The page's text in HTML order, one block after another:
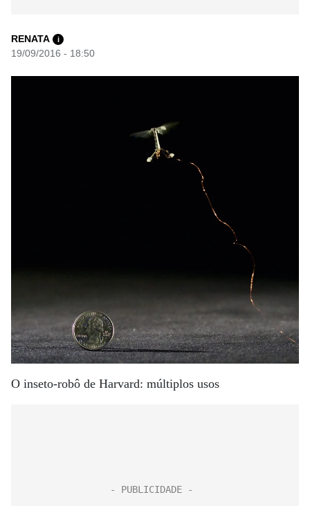
RENATA i
19/09/2016 - 18:50
O inseto-robô de Harvard: múltiplos usos